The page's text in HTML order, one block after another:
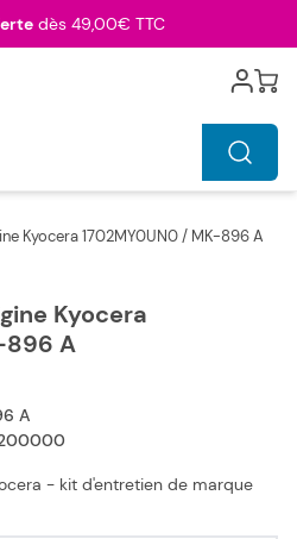
dès 49,00€ TTC
Cart
Kyocera 1702MY0UN0 / MK-896 A
Kyocera
896 A
A
- kit d'entretien de marque